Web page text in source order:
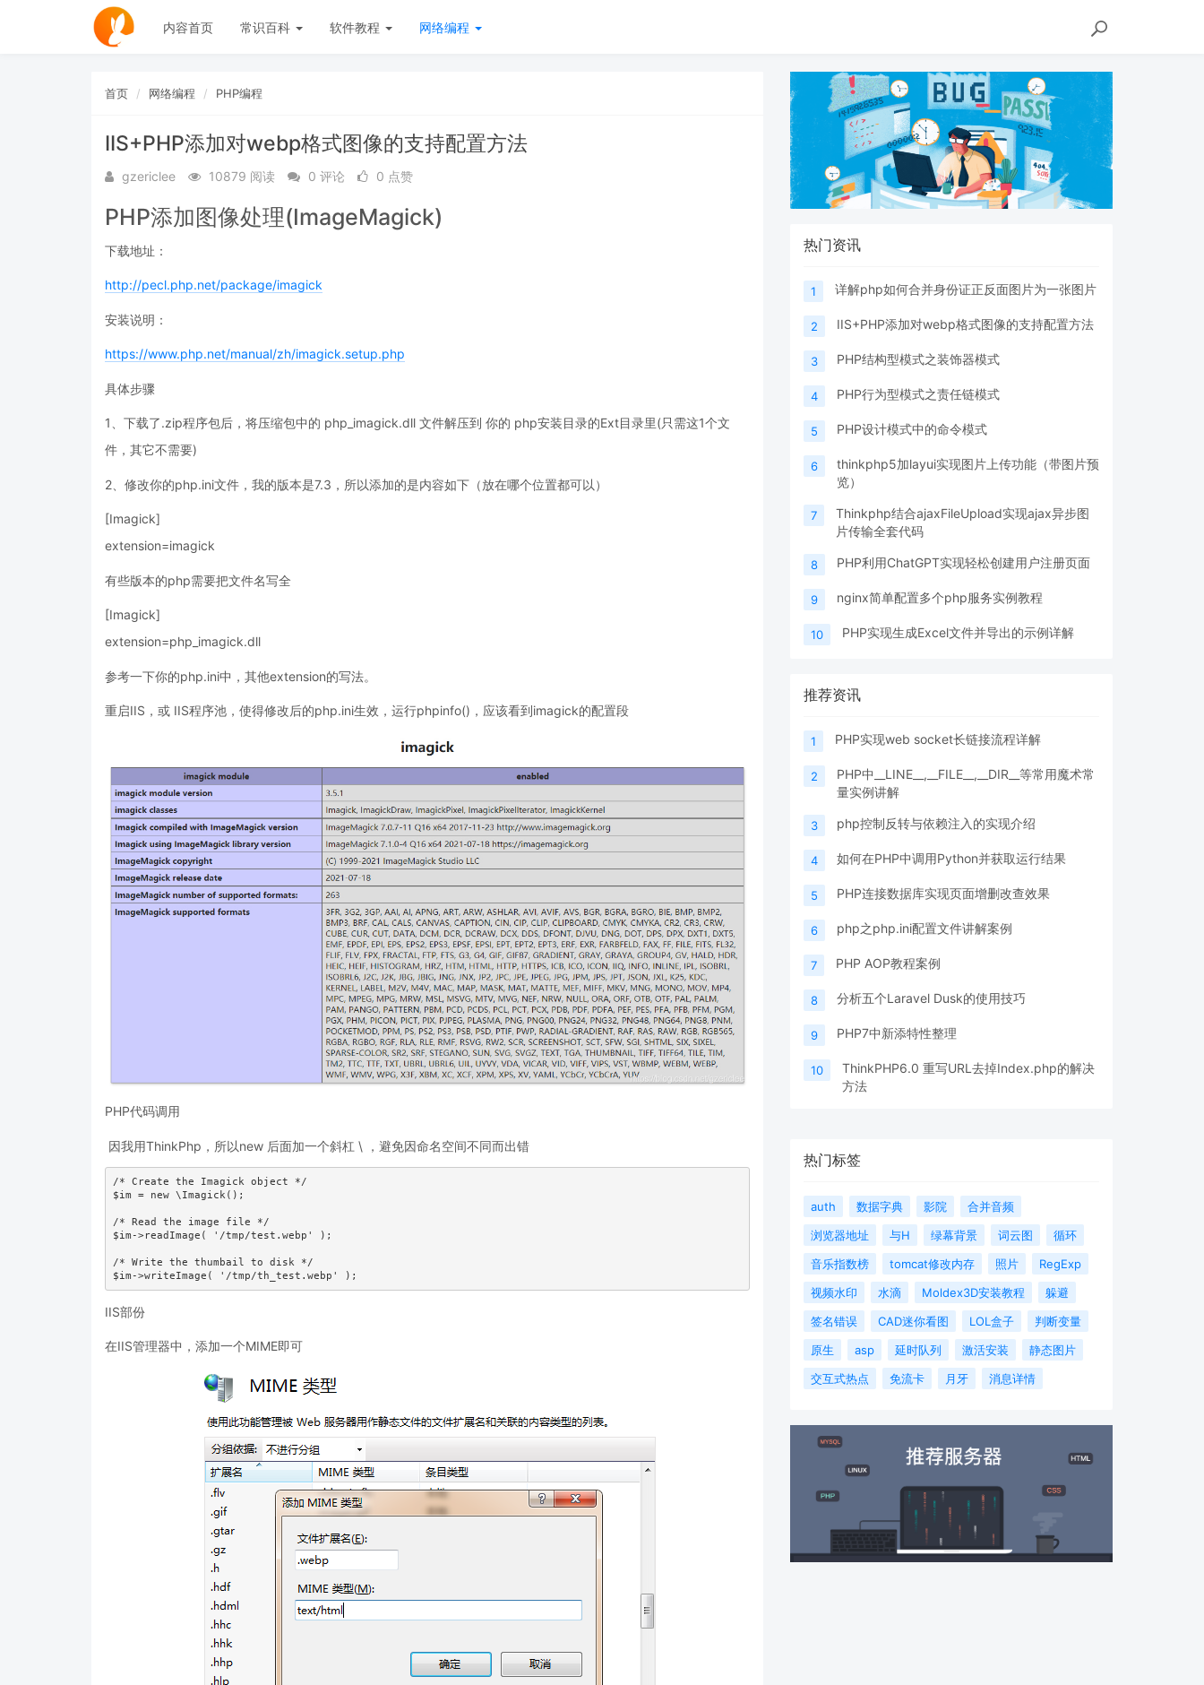
内容首页 常识百科 软件教程 网络编程
首页 网络编程 PHP编程
IIS+PHP添加对webp格式图像的支持配置方法
gzericlee 10879 阅读 0 评论 0 点赞
PHP添加图像处理(ImageMagick)
下载地址：
http://pecl.php.net/package/imagick
安装说明：
https://www.php.net/manual/zh/imagick.setup.php
具体步骤
1、下载了.zip程序包后，将压缩包中的 php_imagick.dll 文件解压到 你的 php安装目录的Ext目录里(只需这1个文
件，其它不需要)
2、修改你的php.ini文件，我的版本是7.3，所以添加的是内容如下（放在哪个位置都可以）
[Imagick]
extension=imagick
有些版本的php需要把文件名写全
[Imagick]
extension=php_imagick.dll
参考一下你的php.ini中，其他extension的写法。
重启IIS，或 IIS程序池，使得修改后的php.ini生效，运行phpinfo()，应该看到imagick的配置段
PHP代码调用
因我用ThinkPhp，所以new 后面加一个斜杠 \ ，避免因命名空间不同而出错
/* Create the Imagick object */
$im = new \Imagick();
/* Read the image file */
$im->readImage( '/tmp/test.webp' );
/* Write the thumbail to disk */
$im->writeImage( '/tmp/th_test.webp' );
IIS部份
在IIS管理器中，添加一个MIME即可
热门资讯
1 详解php如何合并身份证正反面图片为一张图片
2 IIS+PHP添加对webp格式图像的支持配置方法
3 PHP结构型模式之装饰器模式
4 PHP行为型模式之责任链模式
5 PHP设计模式中的命令模式
6
thinkphp5加layui实现图片上传功能（带图片预
览）
7
Thinkphp结合ajaxFileUpload实现ajax异步图
片传输全套代码
8 PHP利用ChatGPT实现轻松创建用户注册页面
9 nginx简单配置多个php服务实例教程
10 PHP实现生成Excel文件并导出的示例详解
推荐资讯
1 PHP实现web socket长链接流程详解
2
PHP中__LINE__,__FILE__,__DIR__等常用魔术常
量实例讲解
3 php控制反转与依赖注入的实现介绍
4 如何在PHP中调用Python并获取运行结果
5 PHP连接数据库实现页面增删改查效果
6 php之php.ini配置文件讲解案例
7 PHP AOP教程案例
8 分析五个Laravel Dusk的使用技巧
9 PHP7中新添特性整理
10
ThinkPHP6.0 重写URL去掉Index.php的解决
方法
热门标签
auth 数据字典 影院
合并音频
浏览器地址
与H 绿幕背景 词云图
循环
音乐指数榜
tomcat修改内存 照片
RegExp
视频水印
水滴 Moldex3D安装教程
躲避
签名错误
CAD迷你看图 LOL盒子
判断变量
原生
asp 延时队列 激活安装
静态图片
交互式热点
免流卡 月牙 消息详情